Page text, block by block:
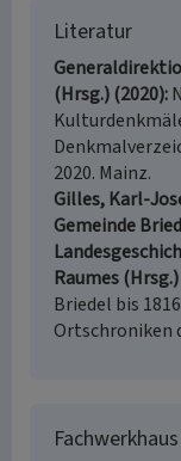
Literatur
(Hrsg.) (2020)
2020. Mainz.
Gilles, Karl-
Gemeinde
Raumes
Briedel bis
Ortschroniken